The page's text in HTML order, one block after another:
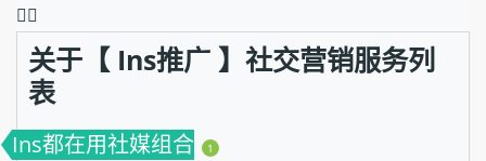
❤️‍🔥
关于【 Ins推广 】社交营销服务列
表
Ins都在用社媒组合 1